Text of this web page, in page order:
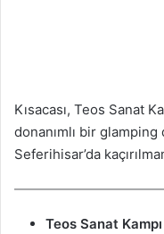
Kısacası, Teos Sanat
donanımlı bir
Seferihisar’da
Teos Sanat